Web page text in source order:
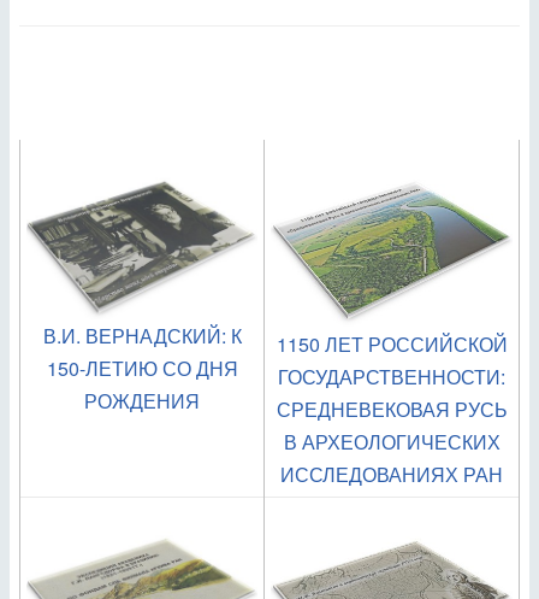
В.И. ВЕРНАДСКИЙ: К
150-ЛЕТИЮ СО ДНЯ
РОЖДЕНИЯ
1150 ЛЕТ РОССИЙСКОЙ
ГОСУДАРСТВЕННОСТИ:
СРЕДНЕВЕКОВАЯ РУСЬ
В АРХЕОЛОГИЧЕСКИХ
ИССЛЕДОВАНИЯХ РАН